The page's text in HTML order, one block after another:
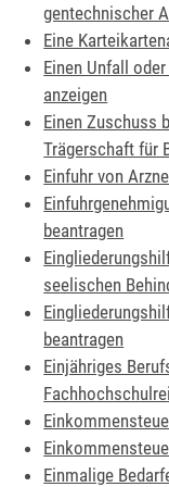
gentechnischer
Eine
Einen Unfall
anzeigen
Einen Zuschuss
Trägerschaft für
Einfuhr von
beantragen
seelischen
beantragen
Einjähriges
Einmalige